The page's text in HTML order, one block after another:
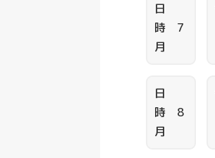
日
時 7
月
日
時 8
月